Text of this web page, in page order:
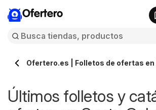
Ofertero
Ofertero.es | Folletos de ofertas en
Últimos folletos y